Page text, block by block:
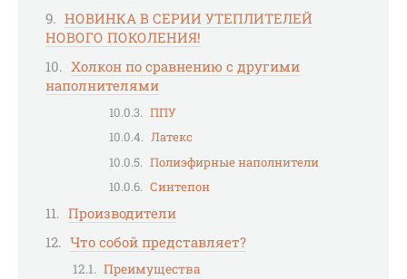
НОВИНКА В СЕРИИ УТЕПЛИТЕЛЕЙ
НОВОГО ПОКОЛЕНИЯ!
Холкон по сравнению с другими
наполнителями
ППУ
Латекс
Полиэфирные наполнители
Синтепон
Производители
Что собой представляет?
Преимущества